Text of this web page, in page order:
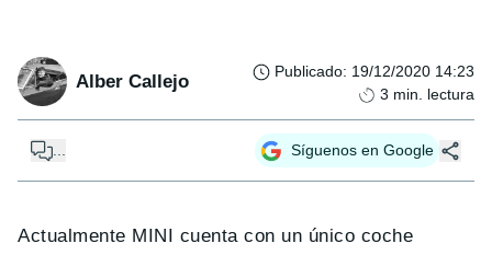
Alber Callejo Publicado: 19/12/2020 14:23
3 min. lectura
... Síguenos en Google
Actualmente MINI cuenta con un único coche